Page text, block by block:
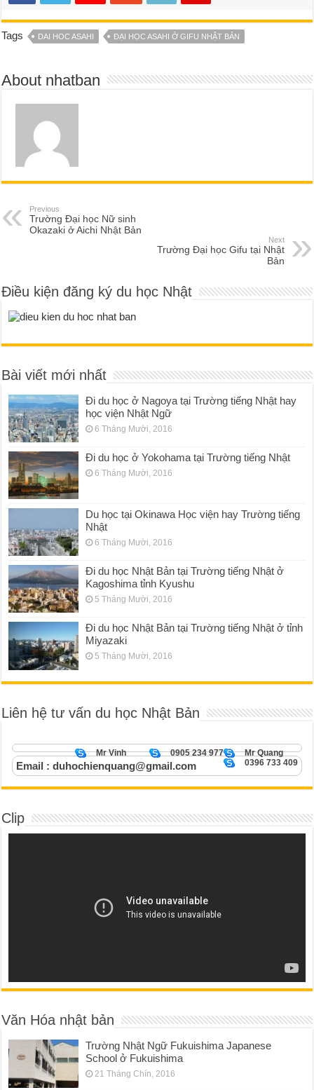
Tags DAI HOC ASAHI ĐẠI HỌC ASAHI Ở GIFU NHẬT BẢN
About nhatban
Previous
Trường Đại học Nữ sinh
Okazaki ở Aichi Nhật Bản
Next
Trường Đại học Gifu tại Nhật
Bản
Điều kiện đăng ký du học Nhật
Bài viết mới nhất
Đi du học ở Nagoya tại Trường tiếng Nhật hay
học viện Nhật Ngữ
6 Tháng Mười, 2016
Đi du học ở Yokohama tại Trường tiếng Nhật
6 Tháng Mười, 2016
Du học tại Okinawa Học viện hay Trường tiếng
Nhật
6 Tháng Mười, 2016
Đi du học Nhật Bản tại Trường tiếng Nhật ở
Kagoshima tỉnh Kyushu
5 Tháng Mười, 2016
Đi du học Nhật Bản tại Trường tiếng Nhật ở tỉnh
Miyazaki
5 Tháng Mười, 2016
Liên hệ tư vấn du học Nhật Bản
Mr Quang
0905 234 977
Mr Vinh
0396 733 409
Email : duhochienquang@gmail.com
Clip
Văn Hóa nhật bản
Trường Nhật Ngữ Fukuishima Japanese
School ở Fukuishima
21 Tháng Chín, 2016